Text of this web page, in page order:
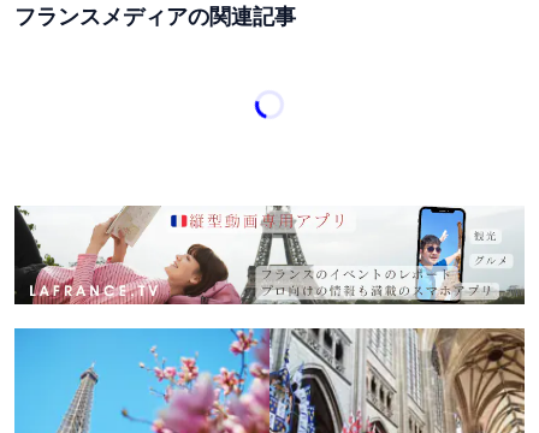
フランスメディアの関連記事